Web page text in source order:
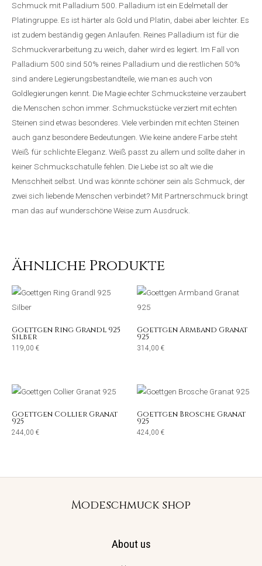
Schmuck mit Palladium 500. Palladium ist ein Edelmetall der
Platingruppe. Es ist härter als Gold und Platin, dabei aber leichter. Es
ist zudem beständig gegen Anlaufen. Reines Palladium ist für die
Schmuckverarbeitung zu weich, daher wird es legiert. Im Fall von
Palladium 500 sind 50% reines Palladium und die restlichen 50%
sind andere Legierungsbestandteile, wie man es auch von
Goldlegierungen kennt. Die Magie echter Schmucksteine verzaubert
die Menschen schon immer. Schmuckstücke verziert mit echten
Steinen sind etwas besonderes. Viele verbinden mit echten Steinen
auch ganz besondere Bedeutungen. Wie keine andere Farbe steht
Weiß für schlichte Eleganz. Weiß passt zu allem und sollte daher in
keiner Schmuckschatulle fehlen. Die Liebe ist so alt wie die
Menschheit selbst. Und was könnte schöner sein als Schmuck, der
zwei sich liebende Menschen verbindet? Mit Partnerschmuck bringt
man das auf wunderschöne Weise zum Ausdruck.
Ähnliche Produkte
Goettgen Ring Grandl 925
Silber
119,00 €
Goettgen Armband Granat
925
314,00 €
Goettgen Collier Granat
925
244,00 €
Goettgen Brosche Granat
925
424,00 €
Modeschmuck shop
About us